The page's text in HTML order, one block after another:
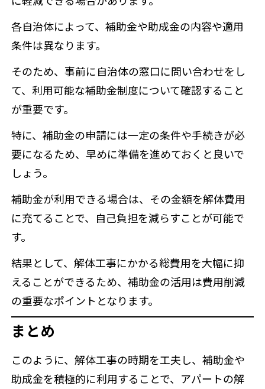
各自治体によって、補助金や助成金の内容や適用
条件は異なります。
そのため、事前に自治体の窓口に問い合わせをし
て、利用可能な補助金制度について確認すること
が重要です。
特に、補助金の申請には一定の条件や手続きが必
要になるため、早めに準備を進めておくと良いで
しょう。
補助金が利用できる場合は、その金額を解体費用
に充てることで、自己負担を減らすことが可能で
す。
結果として、解体工事にかかる総費用を大幅に抑
えることができるため、補助金の活用は費用削減
の重要なポイントとなります。
まとめ
このように、解体工事の時期を工夫し、補助金や
助成金を積極的に利用することで、アパートの解